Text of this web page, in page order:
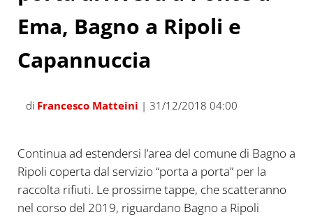
Ema, Bagno a Ripoli e
Capannuccia
di Francesco Matteini | 31/12/2018 04:00
Continua ad estendersi l’area del comune di Bagno a
Ripoli coperta dal servizio “porta a porta” per la
raccolta rifiuti. Le prossime tappe, che scatteranno
nel corso del 2019, riguardano Bagno a Ripoli